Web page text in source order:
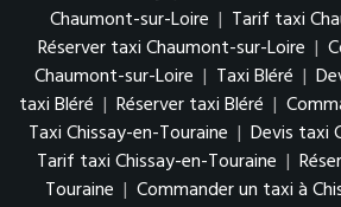
Chaumont-sur-Loire | Tarif taxi
Réserver taxi Chaumont-sur-Loire |
Chaumont-sur-Loire | Taxi Bléré |
taxi Bléré | Réserver taxi Bléré |
Taxi Chissay-en-Touraine | Devis taxi
Tarif taxi Chissay-en-Touraine |
Touraine | Commander un taxi à